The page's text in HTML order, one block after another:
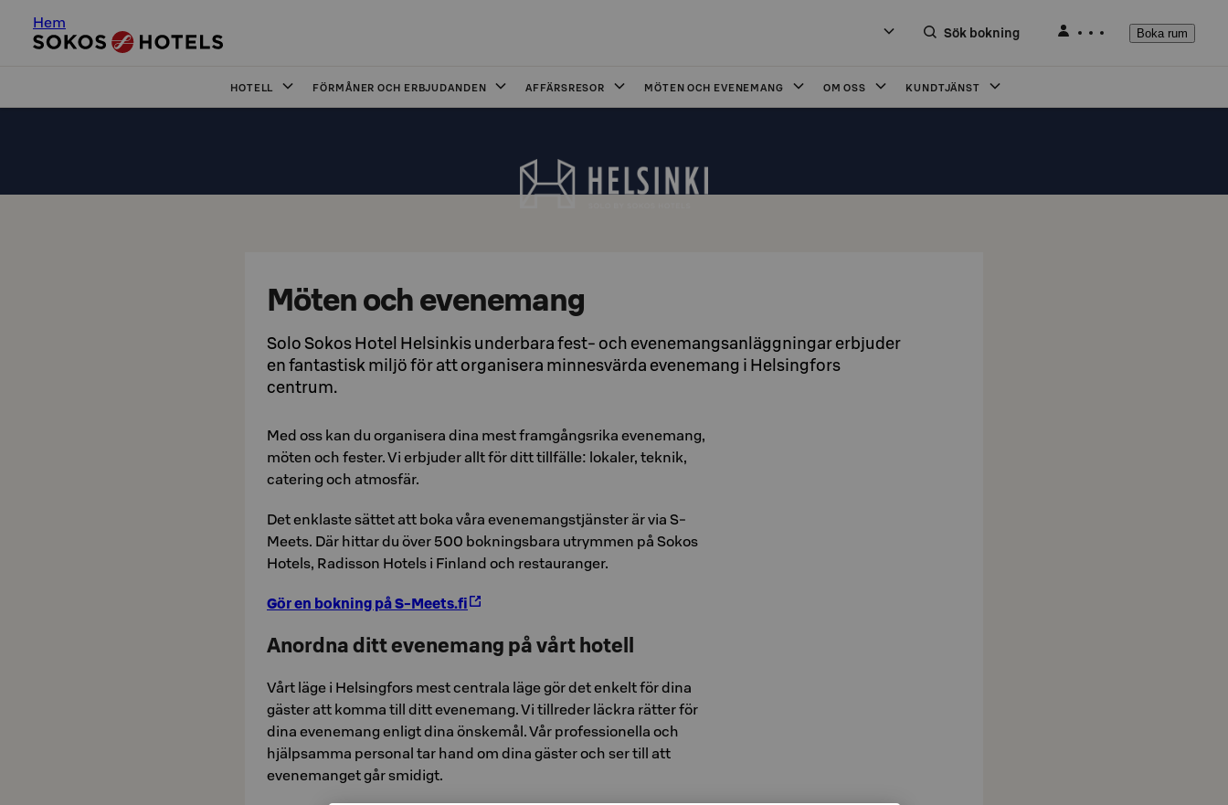
Hem
Sök bokning Boka rum
HOTELL FÖRMÅNER OCH ERBJUDANDEN AFFÄRSRESOR MÖTEN OCH EVENEMANG OM OSS KUNDTJÄNST
Möten och evenemang
Solo Sokos Hotel Helsinkis underbara fest- och evenemangsanläggningar erbjuder
en fantastisk miljö för att organisera minnesvärda evenemang i Helsingfors
centrum.
Med oss kan du organisera dina mest framgångsrika evenemang,
möten och fester. Vi erbjuder allt för ditt tillfälle: lokaler, teknik,
catering och atmosfär.
Det enklaste sättet att boka våra evenemangstjänster är via S-
Meets. Där hittar du över 500 bokningsbara utrymmen på Sokos
Hotels, Radisson Hotels i Finland och restauranger.
Gör en bokning på S-Meets.fi
Anordna ditt evenemang på vårt hotell
Vårt läge i Helsingfors mest centrala läge gör det enkelt för dina
gäster att komma till ditt evenemang. Vi tillreder läckra rätter för
dina evenemang enligt dina önskemål. Vår professionella och
hjälpsamma personal tar hand om dina gäster och ser till att
evenemanget går smidigt.